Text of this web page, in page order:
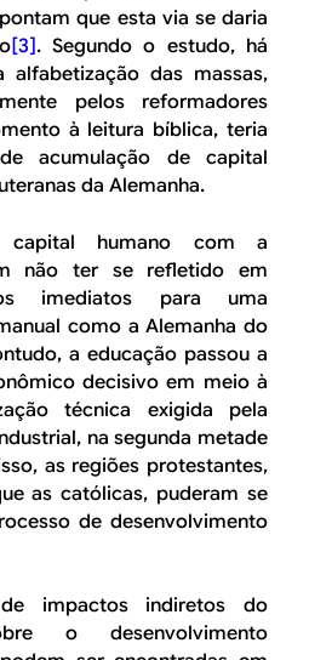
que esta via se daria
[3] . Segundo o estudo, há
alfabetização das massas,
pelos reformadores
à leitura bíblica, teria
acumulação de capital
da Alemanha.
capital humano com a
não ter se refletido em
imediatos para uma
como a Alemanha do
a educação passou a
decisivo em meio à
técnica exigida pela
na segunda metade
as regiões protestantes,
as católicas, puderam se
de desenvolvimento
impactos indiretos do
o desenvolvimento